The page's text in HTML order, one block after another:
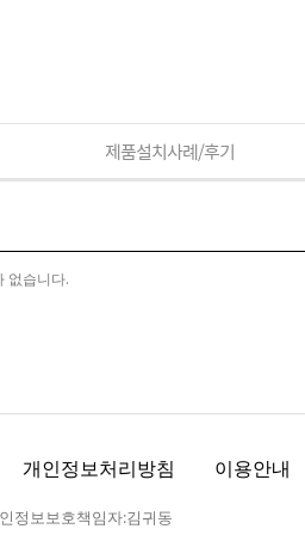
제품설치사례/후기
없습니다.
개인정보처리방침 이용안내
정보보호책임자:김귀동